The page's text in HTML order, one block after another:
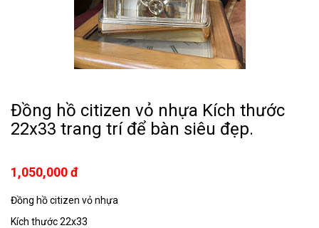
Đồng hồ citizen vỏ nhựa Kích thước
22x33 trang trí để bàn siêu đẹp.
1,050,000 đ
Đồng hồ citizen vỏ nhựa
Kích thước 22x33